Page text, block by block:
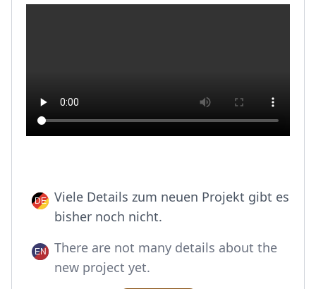
Viele Details zum neuen Projekt gibt es
bisher noch nicht.
There are not many details about the
new project yet.